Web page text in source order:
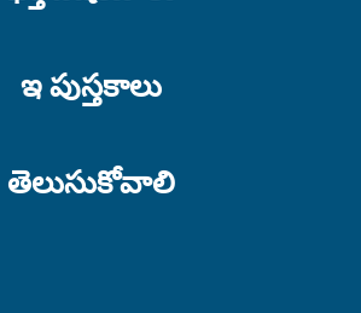
ఇ పుస్తకాలు
తెలుసుకోవాలి